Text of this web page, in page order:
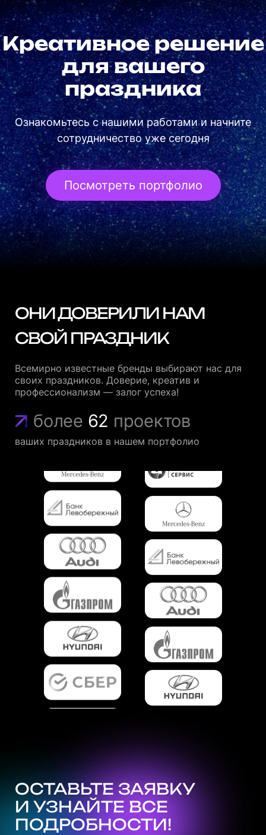
Креативное решение
для вашего
праздника
Ознакомьтесь с нашими работами и начните
сотрудничество уже сегодня
Посмотреть портфолио
ОНИ ДОВЕРИЛИ НАМ
СВОЙ ПРАЗДНИК
Всемирно известные бренды выбирают нас для
своих праздников. Доверие, креатив и
профессионализм — залог успеха!
более 62 проектов
ваших праздников в нашем портфолио
ОСТАВЬТЕ ЗАЯВКУ
И УЗНАЙТЕ ВСЕ
ПОДРОБНОСТИ!